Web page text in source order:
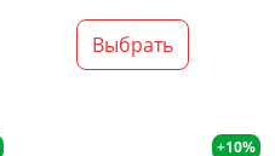
Выбрать
+10%